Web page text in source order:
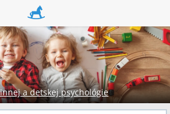
a detskej psychológie